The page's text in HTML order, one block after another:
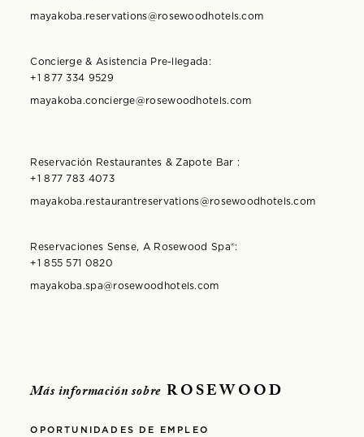
Más información sobre ROSEWOOD
OPORTUNIDADES DE EMPLEO
mayakoba.reservations@rosewoodhotels.com
Concierge & Asistencia Pre-llegada:
+1 877 334 9529
mayakoba.concierge@rosewoodhotels.com
Reservación Restaurantes & Zapote Bar :
+1 877 783 4073
mayakoba.restaurantreservations@rosewoodhotels.com
Reservaciones Sense, A Rosewood Spa®️:
+1 855 571 0820
mayakoba.spa@rosewoodhotels.com